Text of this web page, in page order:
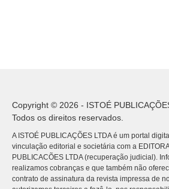
Copyright © 2026 - ISTOÉ
Todos os direitos reservados.
A ISTOÉ PUBLICAÇÕES LTDA é um portal
vinculação editorial e societária com a
PUBLICACÕES LTDA (recuperação judicial).
realizamos cobranças e que também não
contrato de assinatura da revista impressa de